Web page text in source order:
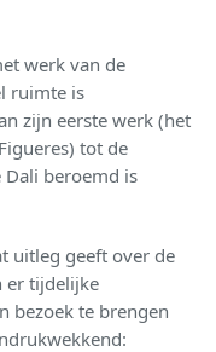
werk van de
ruimte is
zijn eerste werk (het
tot de
Dali beroemd is
uitleg geeft over de
er tijdelijke
bezoek te brengen